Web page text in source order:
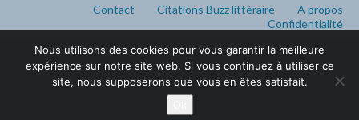
Contact Citations Buzz littéraire
A propos
Confidentialité
Nous utilisons des cookies pour vous garantir la meilleure
expérience sur notre site web. Si vous continuez à utiliser ce
site, nous supposerons que vous en êtes satisfait.